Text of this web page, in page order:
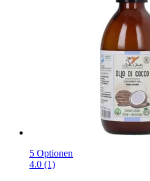
5 Optionen
4.0 (1)